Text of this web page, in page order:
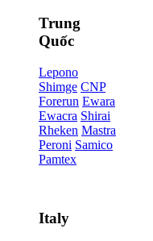
Trung
Quốc
Lepono
Shimge CNP
Forerun Ewara
Ewacra Shirai
Rheken Mastra
Peroni Samico
Pamtex
Italy